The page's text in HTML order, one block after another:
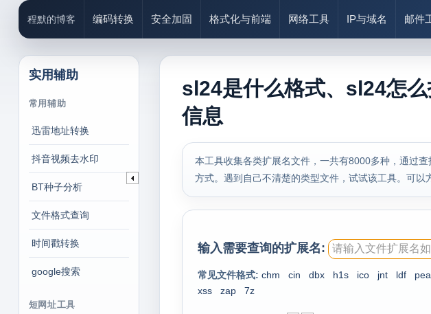
程默的博客 编码转换 安全加固 格式化与前端 网络工具 IP与域名 邮件
实用辅助
常用辅助
迅雷地址转换
抖音视频去水印
BT种子分析
文件格式查询
时间戳转换
google搜索
短网址工具
sl24是什么格式、sl24怎
信息
本工具收集各类扩展名文件，一共有8000多种，通过
方式。遇到自己不清楚的类型文件，试试该工具。可以
输入需要查询的扩展名:
常见文件格式: chm cin dbx h1s ico jnt ldf pea
xss
zap 7z